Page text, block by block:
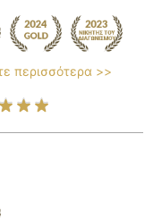
περισσότερα >>